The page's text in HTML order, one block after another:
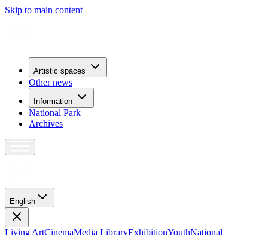
Skip to main content
Artistic spaces
Other news
Information
National Park
Archives
English
Living ArtCinemaMedia LibraryExhibitionYouthNational